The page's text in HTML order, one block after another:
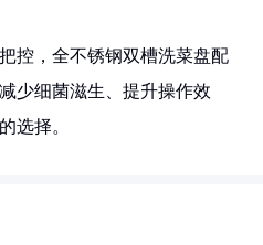
控，全不锈钢双槽洗菜盘配
少细菌滋生、提升操作效
选择。